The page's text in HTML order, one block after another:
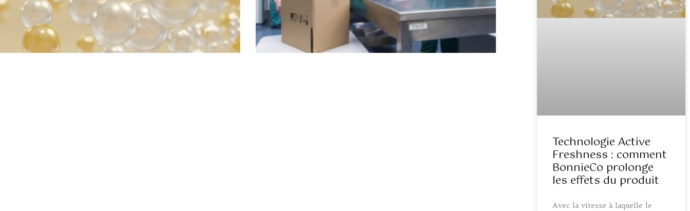
Technologie Active
Freshness : comment
BonnieCo prolonge
les effets du produit
Avec la vitesse à laquelle le